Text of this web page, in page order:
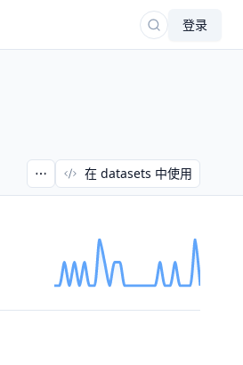
登录
在 datasets 中使用